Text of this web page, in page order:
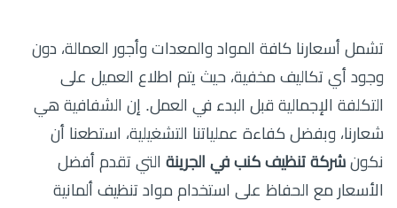
تشمل أسعارنا كافة المواد والمعدات وأجور العمالة، دون
وجود أي تكاليف مخفية، حيث يتم اطلاع العميل على
التكلفة الإجمالية قبل البدء في العمل. إن الشفافية هي
شعارنا، وبفضل كفاءة عملياتنا التشغيلية، استطعنا أن
نكون شركة تنظيف كنب في الجرينة التي تقدم أفضل
الأسعار مع الحفاظ على استخدام مواد تنظيف ألمانية